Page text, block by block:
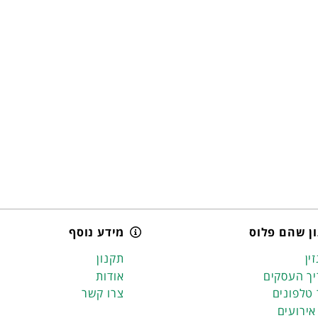
מידע נוסף
תקנון
אודות
צרו קשר
שהם פלוס
העסקים